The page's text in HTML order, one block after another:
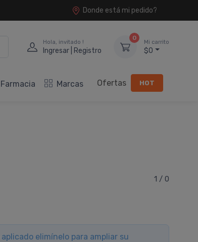
Donde está mi pedido?
Hola, invitado !
Ingresar | Registro
0
Mi carrito
$0
Farmacia Marcas Ofertas HOT
1 / 0
aplicado elimínelo para ampliar su